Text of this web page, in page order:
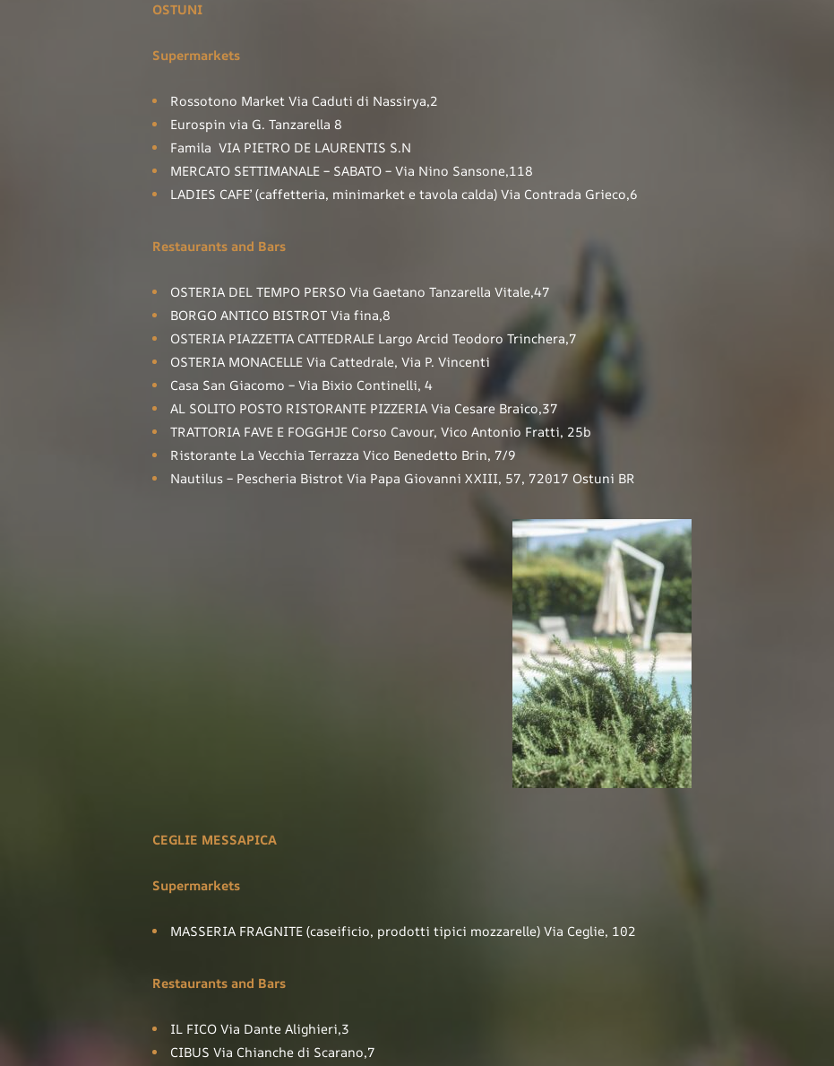
OSTUNI
Supermarkets
Rossotono Market Via Caduti di Nassirya,2
Eurospin via G. Tanzarella 8
Famila VIA PIETRO DE LAURENTIS S.N
MERCATO SETTIMANALE – SABATO – Via Nino Sansone,118
LADIES CAFE’ (caffetteria, minimarket e tavola calda) Via Contrada Grieco,6
Restaurants and Bars
OSTERIA DEL TEMPO PERSO Via Gaetano Tanzarella Vitale,47
BORGO ANTICO BISTROT Via fina,8
OSTERIA PIAZZETTA CATTEDRALE Largo Arcid Teodoro Trinchera,7
OSTERIA MONACELLE Via Cattedrale, Via P. Vincenti
Casa San Giacomo – Via Bixio Continelli, 4
AL SOLITO POSTO RISTORANTE PIZZERIA Via Cesare Braico,37
TRATTORIA FAVE E FOGGHJE Corso Cavour, Vico Antonio Fratti, 25b
Ristorante La Vecchia Terrazza Vico Benedetto Brin, 7/9
Nautilus – Pescheria Bistrot Via Papa Giovanni XXIII, 57, 72017 Ostuni BR
CEGLIE MESSAPICA
Supermarkets
MASSERIA FRAGNITE (caseificio, prodotti tipici mozzarelle) Via Ceglie, 102
Restaurants and Bars
IL FICO Via Dante Alighieri,3
CIBUS Via Chianche di Scarano,7